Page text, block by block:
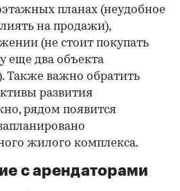
планах (неудобное
на продажи),
(не стоит покупать
еще два объекта
Также важно обратить
развития
рядом появится
жилого комплекса.
с арендаторами